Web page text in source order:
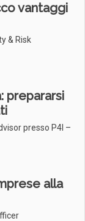
vantaggi
& Risk
prepararsi
presso P4I –
alla